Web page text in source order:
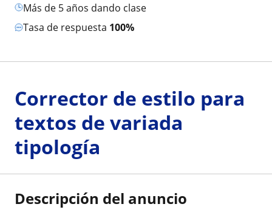
más de 5 años dando clase
Tasa de respuesta 100%
Corrector de estilo para
textos de variada
tipología
Descripción del anuncio